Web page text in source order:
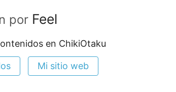
por Feel
en ChikiOtaku
Mi sitio web